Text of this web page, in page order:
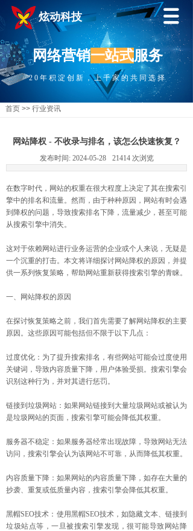
炫动科技
网络营销一站式服务
20年积淀创新，上千家的共同选择
首页 >> 行业资讯
网站降权 - 不收录与排名，该怎么快速恢复？
发布时间: 2024-05-28 21414 次浏览
在数字时代，网站的权重在很大程度上决定了其在搜索引
擎中的排名和流量。然而，由于种种原因，网站有时会遇
到降权的问题，导致搜索排名下降，流量减少，甚至可能
从搜索引擎中消失。
这对于依赖网站进行业务运营的企业或个人来说，无疑是
一个沉重的打击。本文将详细探讨网站降权的原因，并提
供一系列恢复策略，帮助网站重新获得搜索引擎的青睐。
一、网站降权的原因
在探讨恢复策略之前，我们首先需要了解网站降权的主要
原因。这些原因可能包括但不限于以下几点：
过度优化：为了提升搜索排名，有些网站可能会过度使用
关键词，导致内容质量下降，用户体验受损。搜索引擎会
识别这种行为，并对其进行惩罚。
链接到垃圾网站：如果网站链接到大量垃圾网站或被认为
是垃圾网站的页面，搜索引擎可能会降低其权重。
服务器不稳定：如果服务器经常出现故障，导致网站无法
访问，搜索引擎会认为该网站不可靠，从而降低其权重。
内容质量下降：如果网站的内容质量下降，如存在大量的
抄袭、重复或低质量内容，搜索引擎会降低其权重。
黑帽SEO技术：使用黑帽SEO技术，如隐藏文本、链接到
垃圾站点等，一旦被搜索引擎发现，很可能导致网站降